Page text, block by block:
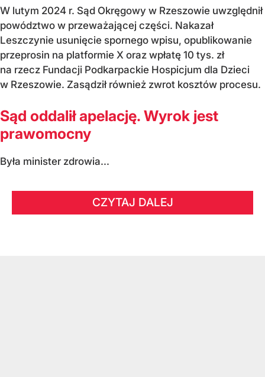
W lutym 2024 r. Sąd Okręgowy w Rzeszowie uwzględnił
powództwo w przeważającej części. Nakazał
Leszczynie usunięcie spornego wpisu, opublikowanie
przeprosin na platformie X oraz wpłatę 10 tys. zł
na rzecz Fundacji Podkarpackie Hospicjum dla Dzieci
w Rzeszowie. Zasądził również zwrot kosztów procesu.
Sąd oddalił apelację. Wyrok jest
prawomocny
Była minister zdrowia...
CZYTAJ DALEJ